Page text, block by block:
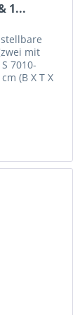
1...
mit
7010-
(B X T X